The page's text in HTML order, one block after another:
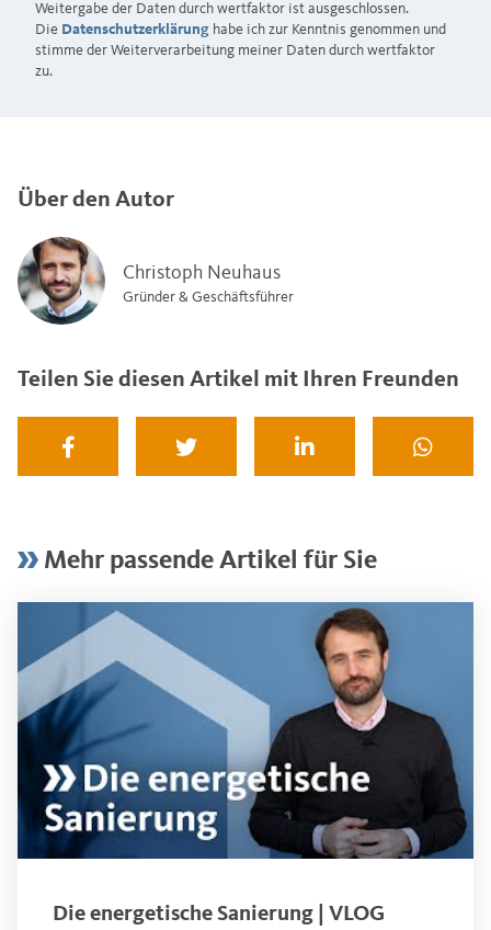
Weitergabe der Daten durch wertfaktor ist ausgeschlossen.
Die Datenschutzerklärung habe ich zur Kenntnis genommen und
stimme der Weiterverarbeitung meiner Daten durch wertfaktor
zu.
Über den Autor
Christoph Neuhaus
Gründer & Geschäftsführer
Teilen Sie diesen Artikel mit Ihren Freunden
Mehr passende Artikel für Sie
Die energetische Sanierung | VLOG